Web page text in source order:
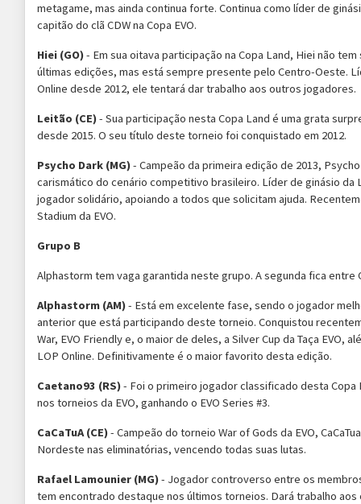
metagame, mas ainda continua forte. Continua como líder de
capitão do clã CDW na Copa EVO.
Hiei (GO)- Em sua oitava participação na Copa Land, Hiei não
últimas edições, mas está sempre presente pelo Centro-Oeste.
Online desde 2012, ele tentará dar trabalho aos outros jogadores.
Leitão (CE) ­- Sua participação nesta Copa Land é uma grata
desde 2015. O seu título deste torneio foi conquistado em 2012.
Psycho Dark (MG)- Campeão da primeira edição de 2013,
carismático do cenário competitivo brasileiro. Líder de ginásio da
jogador solidário, apoiando a todos que solicitam ajuda.
Stadium da EVO.
Grupo B
Alphastorm tem vaga garantida neste grupo. A segunda fica entre
Alphastorm (AM)- Está em excelente fase, sendo o jogador
anterior que está participando deste torneio. Conquistou
War, EVO Friendly e, o maior de deles, a Silver Cup da Taça EVO,
LOP Online. Definitivamente é o maior favorito desta edição.
Caetano93 (RS)- Foi o primeiro jogador classificado desta Copa
nos torneios da EVO, ganhando o EVO Series #3.
CaCaTuA (CE)- Campeão do torneio War of Gods da EVO,
Nordeste nas eliminatórias, vencendo todas suas lutas.
Rafael Lamounier (MG)- Jogador controverso entre os
tem encontrado destaque nos últimos torneios. Dará trabalho